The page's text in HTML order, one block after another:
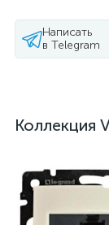
Написать
в Telegram
Коллекция